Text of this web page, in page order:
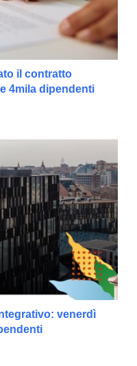
il contratto
4mila dipendenti
venerdì